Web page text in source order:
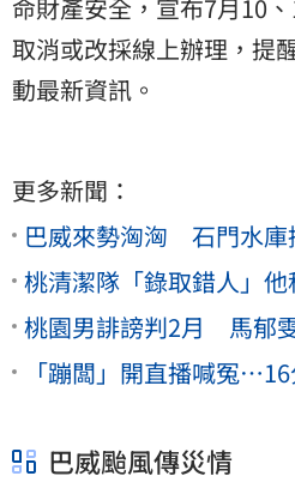
命財產安全，宣布7月10
取消或改採線上辦理，提
動最新資訊。
更多新聞：
巴威來勢洶洶 石門水庫
桃清潔隊「錄取錯人」
桃園男誹謗判2月 馬郁
「蹦闆」開直播喊冤
巴威颱風傳災情